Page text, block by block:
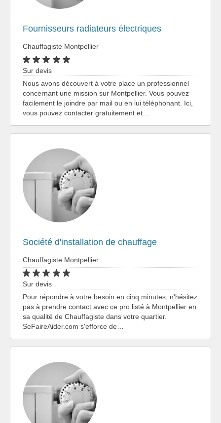
Fournisseurs radiateurs électriques
Chauffagiste Montpellier
Sur devis
Nous avons découvert à votre place un professionnel
concernant une mission sur Montpellier. Vous pouvez
facilement le joindre par mail ou en lui téléphonant. Ici,
vous pouvez contacter gratuitement et…
Société d'installation de chauffage
Chauffagiste Montpellier
Sur devis
Pour répondre à votre besoin en cinq minutes, n'hésitez
pas à prendre contact avec ce pro listé à Montpellier en
sa qualité de Chauffagiste dans votre quartier.
SeFaireAider.com s'efforce de…